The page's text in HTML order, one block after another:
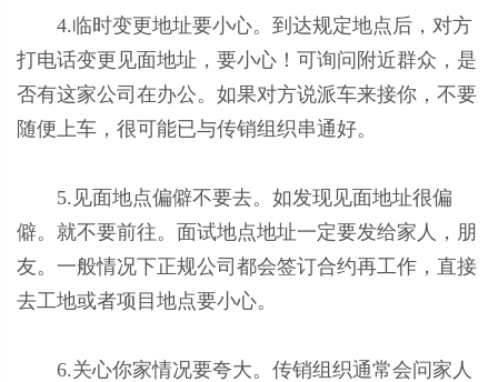
4.临时变更地址要小心。到达规定地点后，对方
打电话变更见面地址，要小心！可询问附近群众，是
否有这家公司在办公。如果对方说派车来接你，不要
随便上车，很可能已与传销组织串通好。
5.见面地点偏僻不要去。如发现见面地址很偏
僻。就不要前往。面试地点地址一定要发给家人，朋
友。一般情况下正规公司都会签订合约再工作，直接
去工地或者项目地点要小心。
6.关心你家情况要夸大。传销组织通常会问家人